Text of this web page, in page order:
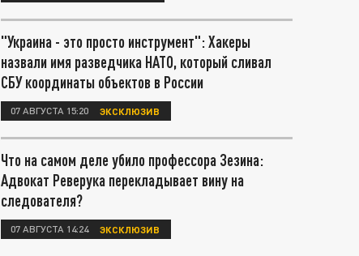
"Украина - это просто инструмент": Хакеры
назвали имя разведчика НАТО, который сливал
СБУ координаты объектов в России
07 АВГУСТА 15:20 ЭКСКЛЮЗИВ
Что на самом деле убило профессора Зезина:
Адвокат Реверука перекладывает вину на
следователя?
07 АВГУСТА 14:24 ЭКСКЛЮЗИВ